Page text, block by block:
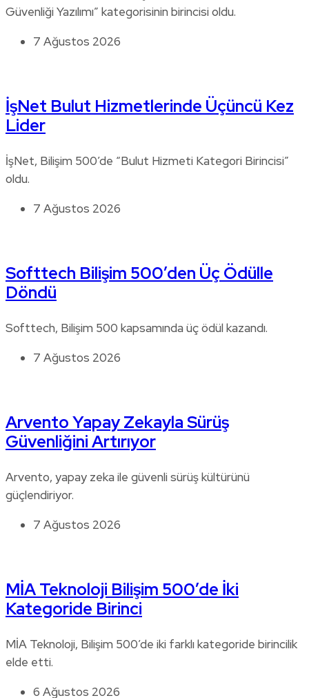
Güvenliği Yazılımı” kategorisinin birincisi oldu.
7 Ağustos 2026
İşNet Bulut Hizmetlerinde Üçüncü Kez
Lider
İşNet, Bilişim 500’de “Bulut Hizmeti Kategori Birincisi”
oldu.
7 Ağustos 2026
Softtech Bilişim 500’den Üç Ödülle
Döndü
Softtech, Bilişim 500 kapsamında üç ödül kazandı.
7 Ağustos 2026
Arvento Yapay Zekayla Sürüş
Güvenliğini Artırıyor
Arvento, yapay zeka ile güvenli sürüş kültürünü
güçlendiriyor.
7 Ağustos 2026
MİA Teknoloji Bilişim 500’de İki
Kategoride Birinci
MİA Teknoloji, Bilişim 500’de iki farklı kategoride birincilik
elde etti.
6 Ağustos 2026